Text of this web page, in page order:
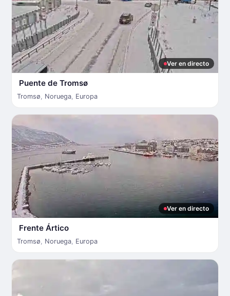
Ver en directo
Puente de Tromsø
Tromsø, Noruega, Europa
Ver en directo
Frente Ártico
Tromsø, Noruega, Europa